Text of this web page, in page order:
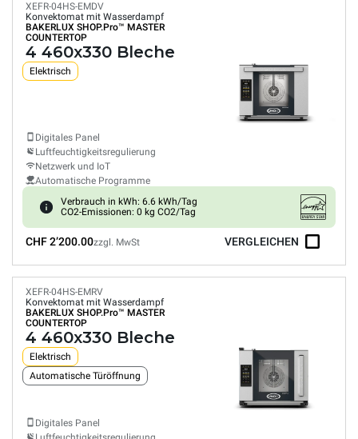
XEFR-04HS-EMDV
Konvektomat mit Wasserdampf
BAKERLUX SHOP.Pro™ MASTER
COUNTERTOP
4 460x330 Bleche
Elektrisch
Digitales Panel
Luftfeuchtigkeitsregulierung
Netzwerk und IoT
Automatische Programme
Verbrauch in kWh: 6.6 kWh/Tag
CO2-Emissionen: 0 kg CO2/Tag
CHF 2’200.00zzgl. MwSt VERGLEICHEN
XEFR-04HS-EMRV
Konvektomat mit Wasserdampf
BAKERLUX SHOP.Pro™ MASTER
COUNTERTOP
4 460x330 Bleche
Elektrisch
Automatische Türöffnung
Digitales Panel